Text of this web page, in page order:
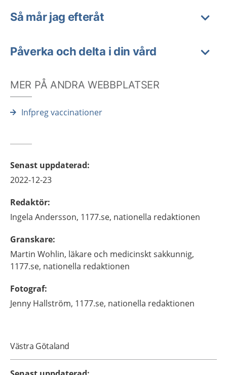
Så mår jag efteråt
Påverka och delta i din vård
MER PÅ ANDRA WEBBPLATSER
Infpreg vaccinationer
Senast uppdaterad:
2022-12-23
Redaktör:
Ingela Andersson, 1177.se, nationella redaktionen
Granskare:
Martin Wohlin, läkare och medicinskt sakkunnig,
1177.se, nationella redaktionen
Fotograf:
Jenny Hallström, 1177.se, nationella redaktionen
Västra Götaland